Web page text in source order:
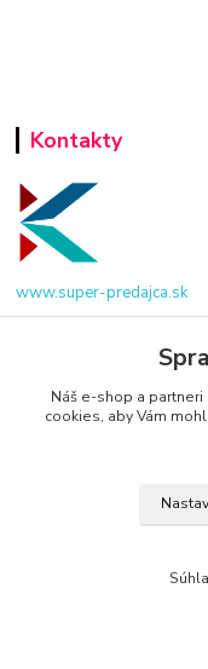
Kontakty
www.super-predajca.sk
info@kamenik.sk
© 2024
Náš e-shop a partneri
cookies, aby Vám